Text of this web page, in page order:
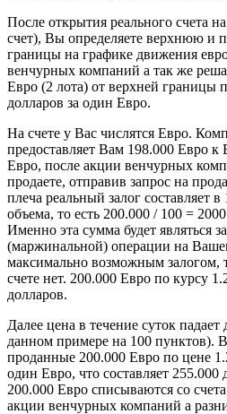
После открытия реального счета
счет), Вы определяете верхнюю и
границы на графике движения
венчурных компаний а так же
Евро (2 лота) от верхней границы
долларов за один Евро.
На счете у Вас числятся Евро.
предоставляет Вам 198.000 Евро
Евро, после акции венчурных
продаете, отправив запрос на
плеча реальный залог составляет
объема, то есть 200.000 / 100 =
Именно эта сумма будет являться
(маржинальной) операции на
максимально возможным залогом,
счете нет. 200.000 Евро по курсу
долларов.
Далее цена в течение суток
данном примере на 100 пунктов).
проданные 200.000 Евро по цене
один Евро, что составляет
200.000 Евро списываются со
акции венчурных компаний а